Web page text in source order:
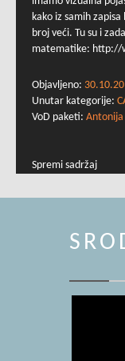
kako iz samih
broj veći. Tu su i
matematike: http://
Objavljeno:
Unutar kategorije:
VoD paketi:
Spremi sadržaj